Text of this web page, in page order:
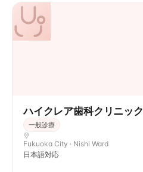
ハイクレア歯科クリニック
一般診療
Fukuoka City · Nishi Ward
日本語対応